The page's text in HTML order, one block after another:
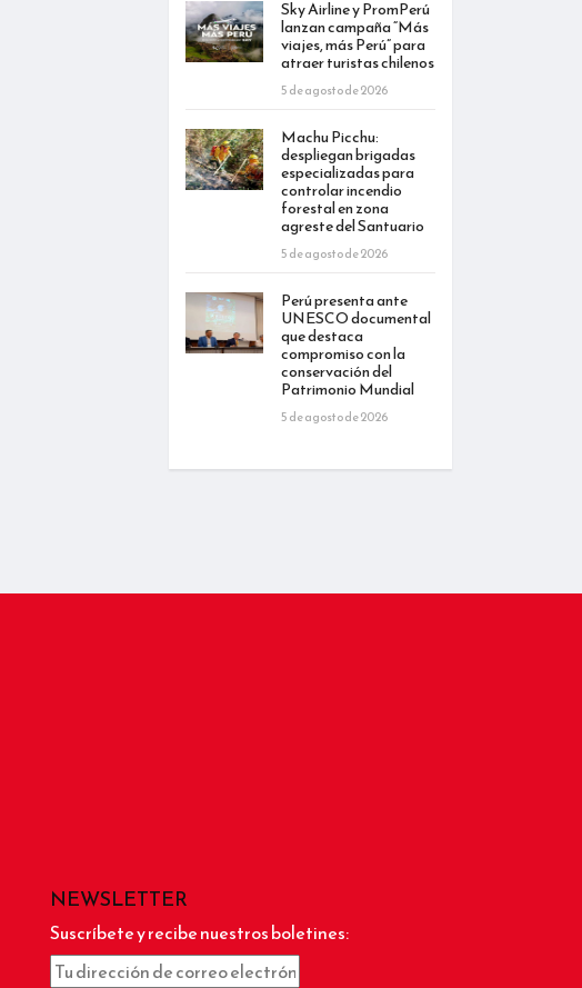
Sky Airline y PromPerú
lanzan campaña “Más
viajes, más Perú” para
atraer turistas chilenos
5 de agosto de 2026
Machu Picchu:
despliegan brigadas
especializadas para
controlar incendio
forestal en zona
agreste del Santuario
5 de agosto de 2026
Perú presenta ante
UNESCO documental
que destaca
compromiso con la
conservación del
Patrimonio Mundial
5 de agosto de 2026
NEWSLETTER
Suscríbete y recibe nuestros boletines: